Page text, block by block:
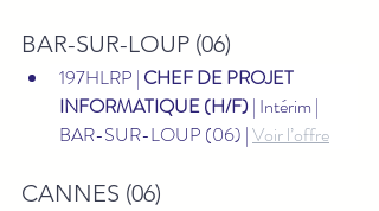
BAR-SUR-LOUP (06)
197HLRP | CHEF DE PROJET
INFORMATIQUE (H/F) | Intérim |
BAR-SUR-LOUP (06) | Voir l’offre
CANNES (06)